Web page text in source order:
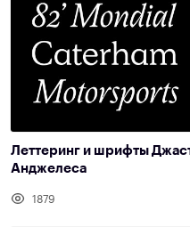
Леттеринг и шрифты
Анджелеса
1879